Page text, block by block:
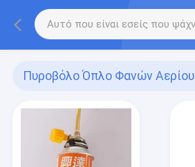
Πυροβόλο Όπλο Φανών Αερίου